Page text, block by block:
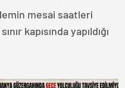
mesai saatleri
kapısında yapıldığı